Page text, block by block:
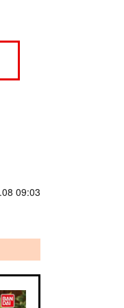
09:03